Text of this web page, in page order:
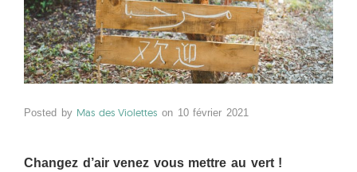
Posted by Mas des Violettes on 10 février 2021
Changez d’air venez vous mettre au vert !